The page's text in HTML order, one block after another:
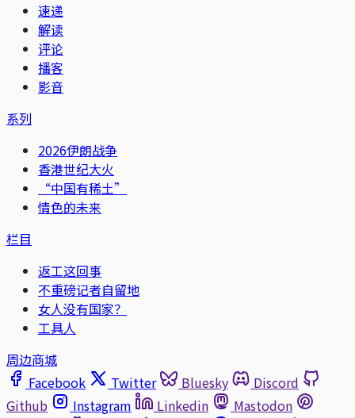
速递
解读
评论
播客
影音
系列
2026伊朗战争
香港世纪大火
“中国有稀土”
情色的未来
栏目
返工这回事
不重磅记者自留地
女人没有国家？
工具人
周边商城
Facebook
Twitter Bluesky
Discord
Github
Instagram Linkedin
Mastodon